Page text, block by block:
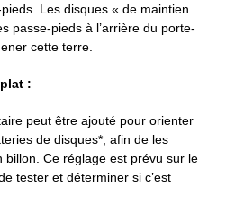
Les disques « de maintien
passe-pieds à l’arrière du porte-
cette terre.
:
peut être ajouté pour orienter
de disques*, afin de les
billon. Ce réglage est prévu sur le
tester et déterminer si c’est